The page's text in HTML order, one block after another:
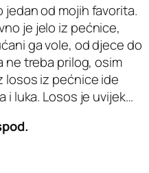
jedan od mojih favorita.
je jelo iz pećnice,
ga vole, od djece do
ne treba prilog, osim
losos iz pećnice ide
i luka. Losos je uvijek…